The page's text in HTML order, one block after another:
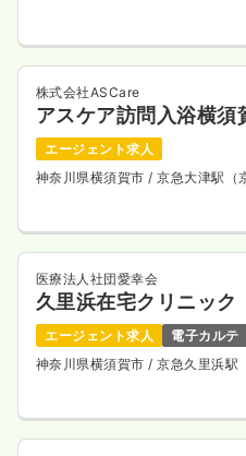
株式会社ASCare
アスケア訪問入浴横須
エージェント求人
神奈川県横須賀市 / 京急大津駅（
医療法人社団愛幸会
久里浜在宅クリニック
エージェント求人 電子カルテ
神奈川県横須賀市 / 京急久里浜駅